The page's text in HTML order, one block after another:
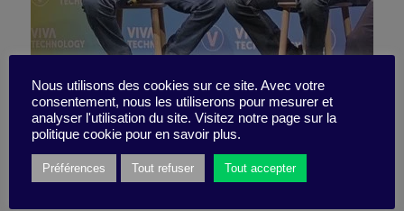
AfricaTech:
the African Revolution
Nous utilisons des cookies sur ce site. Avec votre
consentement, nous les utiliserons pour mesurer et
analyser l'utilisation du site. Visitez notre page sur la
politique cookie pour en savoir plus.
Préférences Tout refuser Tout accepter